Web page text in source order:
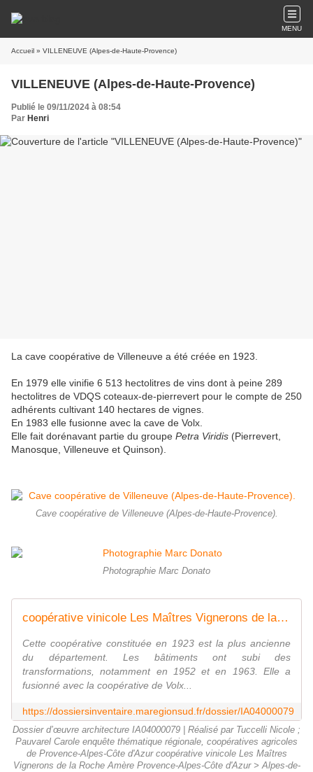
MENU
Accueil » VILLENEUVE (Alpes-de-Haute-Provence)
VILLENEUVE (Alpes-de-Haute-Provence)
Publié le 09/11/2024 à 08:54
Par Henri
La cave coopérative de Villeneuve a été créée en 1923.
En 1979 elle vinifie 6 513 hectolitres de vins dont à peine 289
hectolitres de VDQS coteaux-de-pierrevert pour le compte de 250
adhérents cultivant 140 hectares de vignes.
En 1983 elle fusionne avec la cave de Volx.
Elle fait dorénavant partie du groupe Petra Viridis (Pierrevert,
Manosque, Villeneuve et Quinson).
Cave coopérative de Villeneuve (Alpes-de-Haute-Provence).
Photographie Marc Donato
coopérative vinicole Les Maîtres Vignerons de la Roche Amère - Inventaire Général du Patrimoine Culturel
Cette coopérative constituée en 1923 est la plus ancienne
du département. Les bâtiments ont subi des
transformations, notamment en 1952 et en 1963. Elle a
fusionné avec la coopérative de Volx...
https://dossiersinventaire.maregionsud.fr/dossier/IA04000079
Dossier d’œuvre architecture IA04000079 | Réalisé par Tuccelli Nicole ;
Pauvarel Carole enquête thématique régionale, coopératives agricoles
de Provence-Alpes-Côte d'Azur coopérative vinicole Les Maîtres
Vignerons de la Roche Amère Provence-Alpes-Côte d'Azur > Alpes-de-